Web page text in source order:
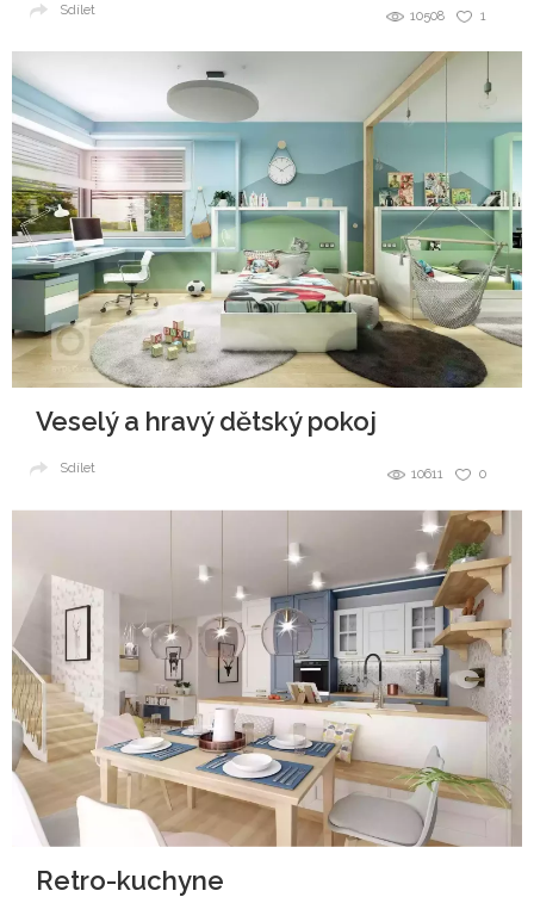
1
10508
Sdílet
Veselý a hravý dětský pokoj
0
10611
Sdílet
Retro-kuchyne